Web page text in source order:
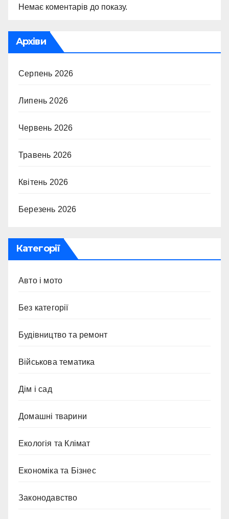
Немає коментарів до показу.
Архіви
Серпень 2026
Липень 2026
Червень 2026
Травень 2026
Квітень 2026
Березень 2026
Категорії
Авто і мото
Без категорії
Будівництво та ремонт
Військова тематика
Дім і сад
Домашні тварини
Екологія та Клімат
Економіка та Бізнес
Законодавство